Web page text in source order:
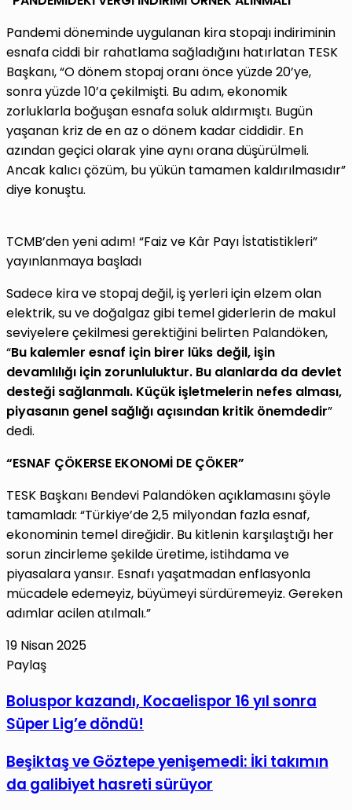
Pandemi döneminde uygulanan kira stopajı indiriminin
esnafa ciddi bir rahatlama sağladığını hatırlatan TESK
Başkanı, “O dönem stopaj oranı önce yüzde 20’ye,
sonra yüzde 10’a çekilmişti. Bu adım, ekonomik
zorluklarla boğuşan esnafa soluk aldırmıştı. Bugün
yaşanan kriz de en az o dönem kadar ciddidir. En
azından geçici olarak yine aynı orana düşürülmeli.
Ancak kalıcı çözüm, bu yükün tamamen kaldırılmasıdır”
diye konuştu.
TCMB’den yeni adım! “Faiz ve Kâr Payı İstatistikleri”
yayınlanmaya başladı
Sadece kira ve stopaj değil, iş yerleri için elzem olan
elektrik, su ve doğalgaz gibi temel giderlerin de makul
seviyelere çekilmesi gerektiğini belirten Palandöken,
“Bu kalemler esnaf için birer lüks değil, işin
devamlılığı için zorunluluktur. Bu alanlarda da devlet
desteği sağlanmalı. Küçük işletmelerin nefes alması,
piyasanın genel sağlığı açısından kritik önemdedir”
dedi.
“ESNAF ÇÖKERSE EKONOMİ DE ÇÖKER”
TESK Başkanı Bendevi Palandöken açıklamasını şöyle
tamamladı: “Türkiye’de 2,5 milyondan fazla esnaf,
ekonominin temel direğidir. Bu kitlenin karşılaştığı her
sorun zincirleme şekilde üretime, istihdama ve
piyasalara yansır. Esnafı yaşatmadan enflasyonla
mücadele edemeyiz, büyümeyi sürdüremeyiz. Gereken
adımlar acilen atılmalı.”
19 Nisan 2025
Paylaş
Posta
ile
Boluspor
kazandı,
Kocaelispor
16
yıl
sonra
Boluspor kazandı, Kocaelispor 16 yıl sonra
Süper Lig’e döndü!
Beşiktaş
ve
Göztepe
Beşiktaş ve Göztepe yenişemedi: İki takımın
da galibiyet hasreti sürüyor